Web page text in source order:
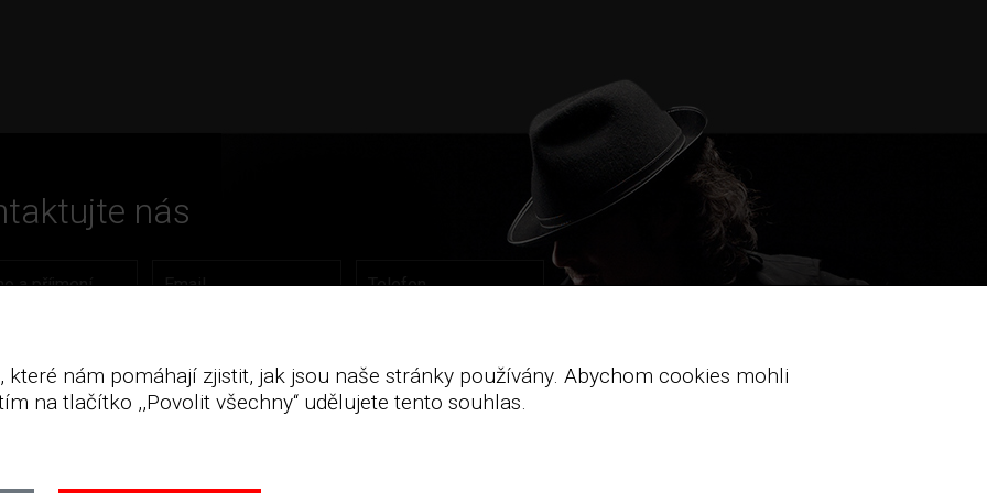
nás
nám pomáhají zjistit, jak jsou naše stránky používány. Abychom cookies mohli
na tlačítko ,,Povolit všechny“ udělujete tento souhlas.